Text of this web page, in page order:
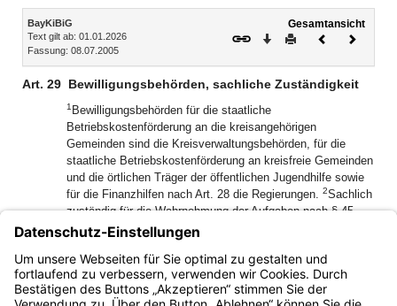
Inhalt
BayKiBiG
Text gilt ab: 01.01.2026
Fassung: 08.07.2005
Gesamtansicht
Download
DruckenVorheriges
Art. 29 Bewilligungsbehörden, sachliche Zuständigkeit
1 Bewilligungsbehörden für die staatliche
Betriebskostenförderung an die kreisangehörigen
Gemeinden sind die Kreisverwaltungsbehörden, für die
staatliche Betriebskostenförderung an kreisfreie Gemeinden
und die örtlichen Träger der öffentlichen Jugendhilfe sowie
für die Finanzhilfen nach Art. 28 die Regierungen. 2Sachlich
zuständig für die Wahrnehmung der Aufgaben nach § 45
SGB VIII und Art. 9 Abs. 1 sind die
Kreisverwaltungsbehörden, im Fall von
Kindertageseinrichtungen in Trägerschaft der kreisfreien
Gemeinden und der Landkreise die Regierungen.